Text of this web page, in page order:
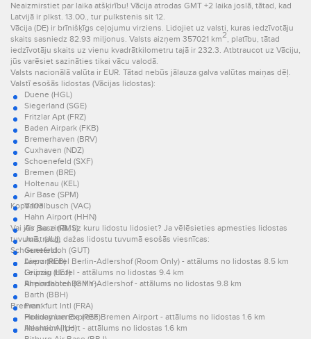
Neaizmirstiet par laika atšķirību! Vācija atrodas GMT +2 laika joslā, tātad, kad
Latvijā ir plkst. 13.00., tur pulkstenis sit 12.
Vācija (DE) ir brīnišķīgs ceļojumu virziens. Lidojiet uz valsti, kuras iedzīvotāju
skaits sasniedz 82.93 miljonus. Valsts aizņem 357021 km2, platību, tātad
iedzīvotāju skaits uz vienu kvadrātkilometru tajā ir 232.3. Atbtraucot uz Vāciju,
jūs varēsiet sazināties tikai vācu valodā.
Valsts nacionālā valūta ir EUR. Tātad nebūs jālauza galva valūtas maiņas dēļ.
Valstī esošās lidostas (Vācijas lidostas):
Duene (HGL)
Siegerland (SGE)
Fritzlar Apt (FRZ)
Baden Airpark (FKB)
Bremerhaven (BRV)
Cuxhaven (NDZ)
Schoenefeld (SXF)
Bremen (BRE)
Holtenau (KEL)
Air Base (SPM)
Varrelbusch (VAC)
Hahn Airport (HHN)
Air Base (RMS)
Juist (JUI)
Guetersloh (GUT)
Laerz (REB)
Leipzig (LEJ)
Rheindahlen (GMY)
Barth (BBH)
Frankfurt Intl (FRA)
Peenemuende (PEF)
Illesheim (ILH)
Kopā 103.
Vai jūs jau zināt, uz kuru lidostu lidosiet? Ja vēlēsieties apmesties lidostas
tuvumā, raug, dažas lidostu tuvumā esošās viesnīcas:
Schoenefeld:
Airporthotel Berlin-Adlershof (Room Only) - attālums no lidostas 8.5 km
Grünau Hotel - attālums no lidostas 9.4 km
Airporthotel Berlin-Adlershof - attālums no lidostas 9.8 km
Bremen:
Holiday Inn Express Bremen Airport - attālums no lidostas 1.6 km
Atlantic Airport - attālums no lidostas 1.6 km